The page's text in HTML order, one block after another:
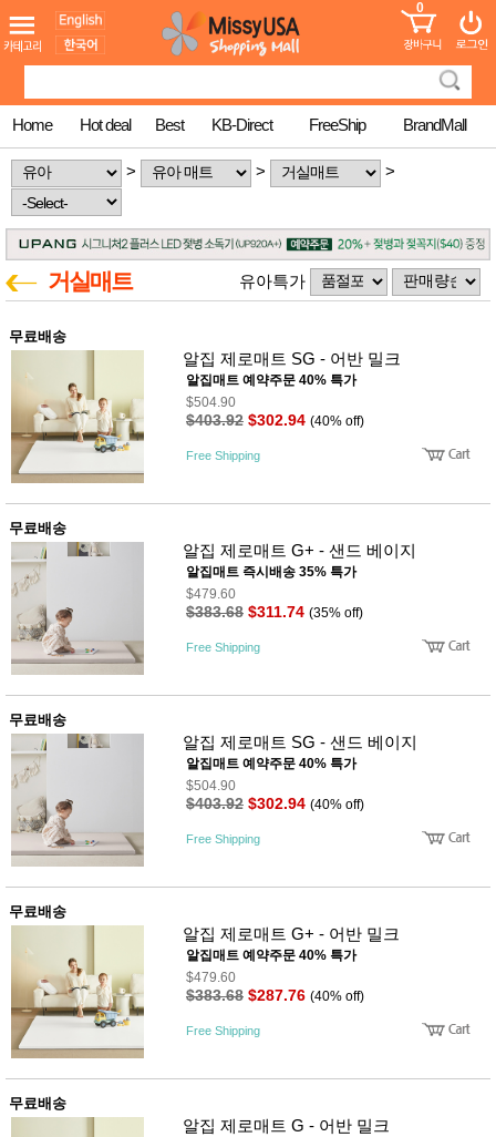
도 어린이
청소년
컬러링
북
한국학
습지
미국학
습지
고
국
고국배
송
꽃배송
건 홍삼전
드
조제품
기능성
건강식
품
Diet/여
성용품
메이크
헤어케
어/염색
바디케
어/향수
남성화
장품
품
전
자
주방가
전
계절/생
활가전
건강가
전
주
방
명품식
기브랜
보관용
기
품
주방소
품
식
품
즉석가
공식품
쌀/잡곡/
면류
양념/소
스/가루
MissyShop
Login
0
Home Hot deal Best KB-Direct FreeShip BrandMall
> > >
거실매트 유아특가
무료배송
알집 제로매트 SG - 어반 밀크
알집매트 예약주문 40% 특가
$504.90
$403.92 $302.94 (40% off)
Free Shipping
무료배송
알집 제로매트 G+ - 샌드 베이지
알집매트 즉시배송 35% 특가
$479.60
$383.68 $311.74 (35% off)
Free Shipping
무료배송
알집 제로매트 SG - 샌드 베이지
알집매트 예약주문 40% 특가
$504.90
$403.92 $302.94 (40% off)
Free Shipping
무료배송
알집 제로매트 G+ - 어반 밀크
알집매트 예약주문 40% 특가
$479.60
$383.68 $287.76 (40% off)
Free Shipping
무료배송
알집 제로매트 G - 어반 밀크